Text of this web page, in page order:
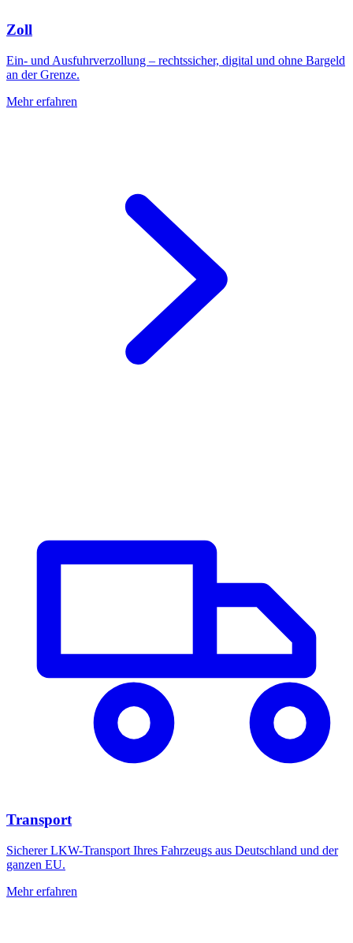
Zoll
Ein- und Ausfuhrverzollung – rechtssicher, digital und ohne Bargeld
an der Grenze.
Mehr erfahren
Transport
Sicherer LKW-Transport Ihres Fahrzeugs aus Deutschland und der
ganzen EU.
Mehr erfahren